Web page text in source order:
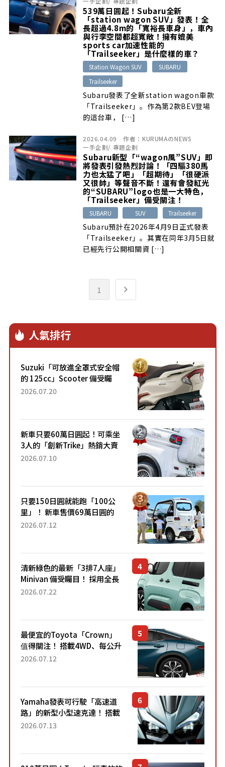
539萬日圓起！Subaru全新
「station wagon SUV」發表！全
長超過4.8m的「寬裕長車身」，車內
與行李空間都超寬敞！擁有媲美
sports car加速性能的
「Trailseeker」是什麼樣的車？
Station Wagon SUV
SUBARU
Trailseeker
Subaru發表了全新station wagon車款
「Trailseeker」。作為第2款BEV登場
的這台車， […]
2026.04.09 作者： KURUMAのNEWS
一手企劃/ 專題企劃
Subaru新型「“wagon風”SUV」即
將發表引發熱烈討論！「四驅380馬
力也太猛了吧」「超期待」「很硬派
又很帥」等聲音不斷！還有會發紅光
的“SUBARU”logo也是一大特色，
「Trailseeker」備受關注！
SUBARU SUV Trailseeker
Subaru預計在2026年4月9日正式發表
「Trailseeker」。其實在同年3月5日就
已經先行公開相關資 […]
1
人氣排行
Suzuki「可放進全罩式安全帽
的 125cc」Scooter 備受矚
目！採用全新流線設計與各項
2026.07.20
新車只要60萬日圓起！可乘坐
3人的「創新Trike」熱銷大賣
成為人氣車款！「養車成本真
2026.07.10
只要150日圓就能跑「100公
里」！ 新車售價69萬日圓的
「3人座」Trike大受歡迎！ 順
2026.07.12
清新綠色的最新「3排7人座」
Minivan 備受矚目！ 採用全長
4.7公尺剛剛好的車身尺寸與
2026.07.22
最便宜的Toyota「Crown」
值得關注！ 搭載4WD、每公升
22.4公里低油耗表現超亮眼！
2026.07.12
Yamaha發表可行駛「高速道
路」的新型小型速克達！ 搭載
能享受超強勁「渦輪感」的動
2026.07.13